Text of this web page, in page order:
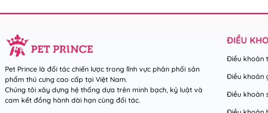
Pet Prince là đối tác chiến lược trong lĩnh vực phân phối sản
phẩm thú cưng cao cấp tại Việt Nam.
Chúng tôi xây dựng hệ thống dựa trên minh bạch, kỷ luật và
cam kết đồng hành dài hạn cùng đối tác.
ĐIỀU
Điều khoản
Điều khoản
Điều khoản